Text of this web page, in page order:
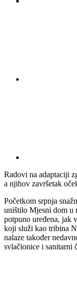
Radovi na adaptaciji
a njihov završetak
Početkom srpnja
uništilo Mjesni dom u
potpuno uređena, jak
koji služi kao tribina
nalaze također
svlačionice i sanitarni